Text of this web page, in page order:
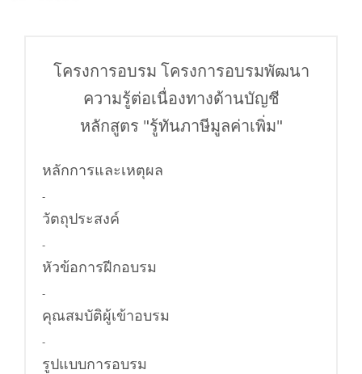
โครงการอบรม โครงการอบรมพัฒนา
ความรู้ต่อเนื่องทางด้านบัญชี
หลักสูตร "รู้ทันภาษีมูลค่าเพิ่ม"
หลักการและเหตุผล
-
วัตถุประสงค์
-
หัวข้อการฝีกอบรม
-
คุณสมบัติผู้เข้าอบรม
-
รูปแบบการอบรม